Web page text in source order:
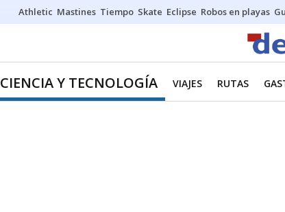
Athletic Mastines Tiempo Skate Eclipse Robos en playas
CIENCIA Y TECNOLOGÍA VIAJES RUTAS